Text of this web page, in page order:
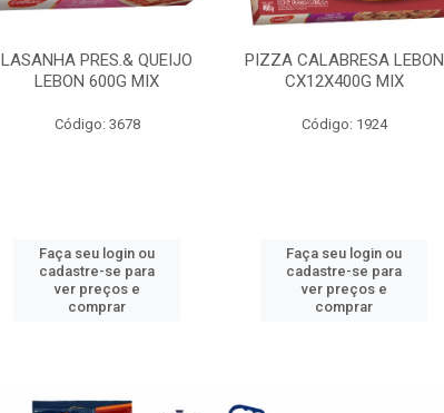
LASANHA PRES.& QUEIJO
LEBON 600G MIX
Código: 3678
Faça seu login ou
cadastre-se para
ver preços e
comprar
PIZZA CALABRESA LEBON
CX12X400G MIX
Código: 1924
Faça seu login ou
cadastre-se para
ver preços e
comprar